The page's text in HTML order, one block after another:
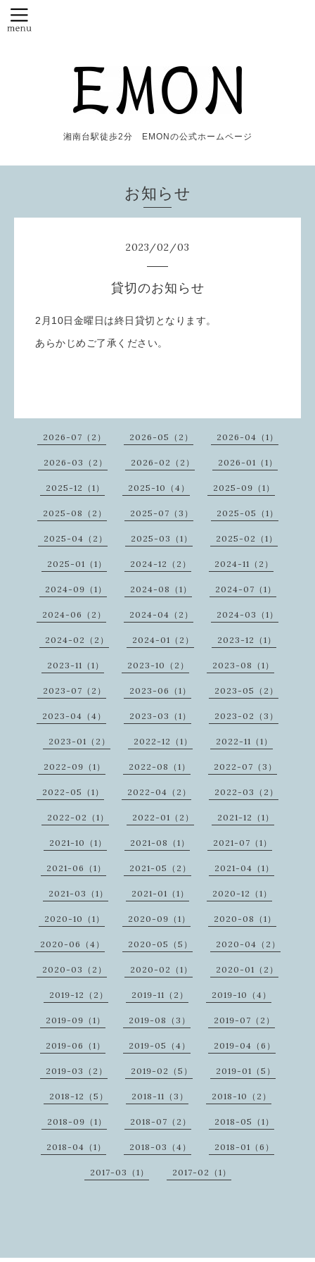
湘南台駅徒歩2分 EMONの公式ホームページ
お知らせ
2023/02/03
貸切のお知らせ
2月10日金曜日は終日貸切となります。
あらかじめご了承ください。
2026-07（2） 2026-05（2） 2026-04（1）
2026-03（2） 2026-02（2） 2026-01（1）
2025-12（1） 2025-10（4） 2025-09（1）
2025-08（2） 2025-07（3） 2025-05（1）
2025-04（2） 2025-03（1） 2025-02（1）
2025-01（1） 2024-12（2） 2024-11（2）
2024-09（1） 2024-08（1） 2024-07（1）
2024-06（2） 2024-04（2） 2024-03（1）
2024-02（2） 2024-01（2） 2023-12（1）
2023-11（1） 2023-10（2） 2023-08（1）
2023-07（2） 2023-06（1） 2023-05（2）
2023-04（4） 2023-03（1） 2023-02（3）
2023-01（2） 2022-12（1） 2022-11（1）
2022-09（1） 2022-08（1） 2022-07（3）
2022-05（1） 2022-04（2） 2022-03（2）
2022-02（1） 2022-01（2） 2021-12（1）
2021-10（1） 2021-08（1） 2021-07（1）
2021-06（1） 2021-05（2） 2021-04（1）
2021-03（1） 2021-01（1） 2020-12（1）
2020-10（1） 2020-09（1） 2020-08（1）
2020-06（4） 2020-05（5） 2020-04（2）
2020-03（2） 2020-02（1） 2020-01（2）
2019-12（2） 2019-11（2） 2019-10（4）
2019-09（1） 2019-08（3） 2019-07（2）
2019-06（1） 2019-05（4） 2019-04（6）
2019-03（2） 2019-02（5） 2019-01（5）
2018-12（5） 2018-11（3） 2018-10（2）
2018-09（1） 2018-07（2） 2018-05（1）
2018-04（1） 2018-03（4） 2018-01（6）
2017-03（1） 2017-02（1）